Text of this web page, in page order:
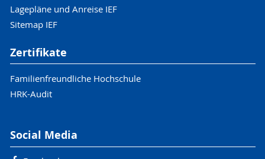
Lagepläne und Anreise IEF
Sitemap IEF
Zertifikate
Familienfreundliche Hochschule
HRK-Audit
Social Media